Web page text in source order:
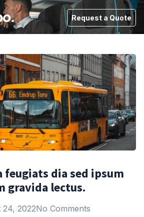
Request a Quote
feugiats dia sed ipsum
gravida lectus.
24, 2022No Comments